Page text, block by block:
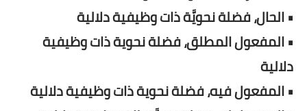
• الحال، فضلة نحويَّة ذات وظيفية دلالية
• المفعول المطلق، فضلة نحوية ذات وظيفية
دلالية
• المفعول فيه، فضلة نحوية ذات وظيفية دلالية